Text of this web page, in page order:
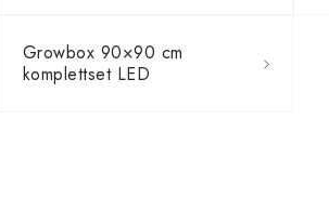
Growbox 90×90 cm
komplettset LED